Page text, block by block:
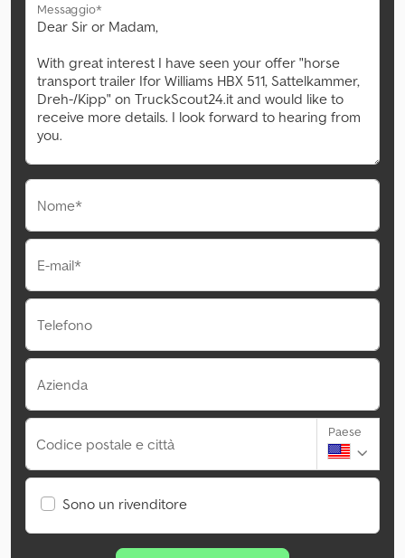
Messaggio*
Nome*
E-mail*
Telefono
Azienda
Codice postale e città
Paese
Sono un rivenditore